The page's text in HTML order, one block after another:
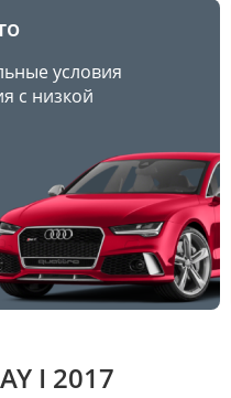
условия
с низкой
I 2017